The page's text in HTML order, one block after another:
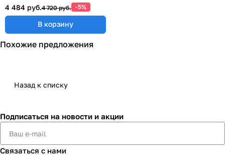
4 484 руб.4 720 руб. -5%
В корзину
Похожие предложения
Назад к списку
Подписаться на новости и акции
Связаться с нами